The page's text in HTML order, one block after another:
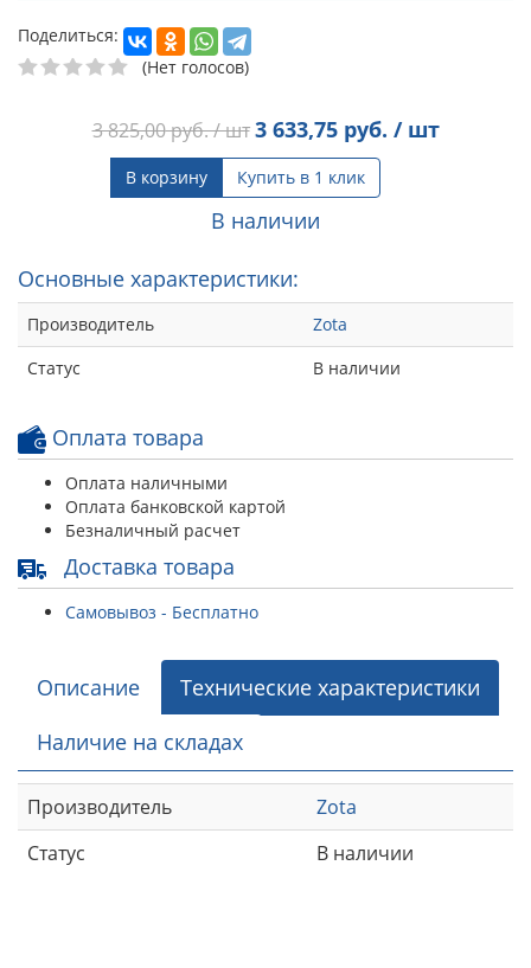
Поделиться:
(Нет голосов)
3 825,00руб. / шт 3 633,75руб. / шт
В корзину Купить в 1 клик
В наличии
Основные характеристики:
Производитель
Zota
Статус
В наличии
Оплата товара
Оплата наличными
Оплата банковской картой
Безналичный расчет
Доставка товара
Самовывоз - Бесплатно
Описание
Технические характеристики
Наличие на складах
Производитель
Zota
Статус
В наличии